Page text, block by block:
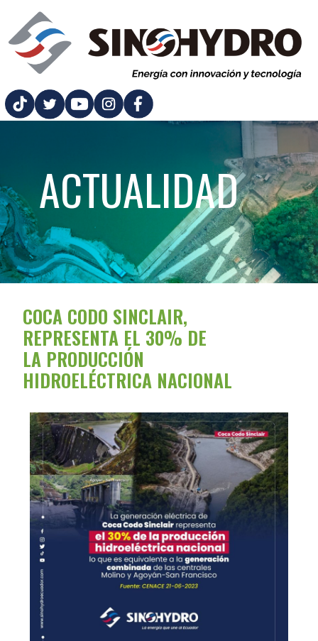
ACTUALIDAD
COCA CODO SINCLAIR,
REPRESENTA EL 30% DE
LA PRODUCCIÓN
HIDROELÉCTRICA NACIONAL